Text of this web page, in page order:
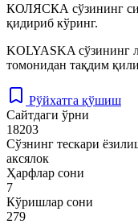
КОЛЯСКА сўзининг
қидириб кўринг.
KOLYASKA сўзининг
томонидан тақдим
Рўйхатга қўшиш
Сайтдаги ўрни
18203
Сўзнинг тескари
аксялок
Ҳарфлар сони
7
Кўришлар сони
279